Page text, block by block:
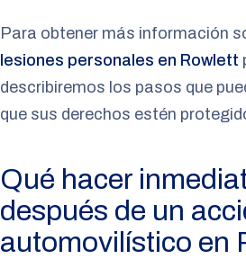
Para obtener más información
lesiones personales en Rowlett
describiremos los pasos que
que sus derechos estén
Qué hacer
después de un
automovilístico en